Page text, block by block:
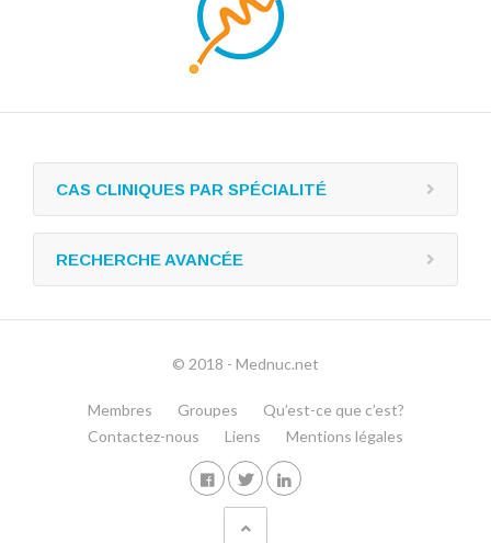
CAS CLINIQUES PAR SPÉCIALITÉ
RECHERCHE AVANCÉE
© 2018 - Mednuc.net
Membres Groupes
Qu’est-ce que c’est?
Contactez-nous
Liens Mentions légales